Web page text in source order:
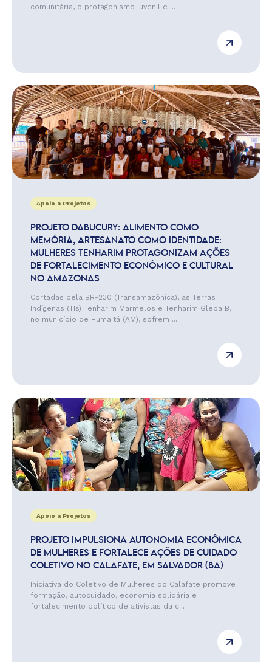
comunitária, o protagonismo juvenil e ...
Apoio a Projetos
PROJETO DABUCURY: ALIMENTO COMO
MEMÓRIA, ARTESANATO COMO IDENTIDADE:
MULHERES TENHARIM PROTAGONIZAM AÇÕES
DE FORTALECIMENTO ECONÔMICO E CULTURAL
NO AMAZONAS
Cortadas pela BR-230 (Transamazônica), as Terras
Indígenas (TIs) Tenharim Marmelos e Tenharim Gleba B,
no município de Humaitá (AM), sofrem ...
Apoio a Projetos
PROJETO IMPULSIONA AUTONOMIA ECONÔMICA
DE MULHERES E FORTALECE AÇÕES DE CUIDADO
COLETIVO NO CALAFATE, EM SALVADOR (BA)
Iniciativa do Coletivo de Mulheres do Calafate promove
formação, autocuidado, economia solidária e
fortalecimento político de ativistas da c...